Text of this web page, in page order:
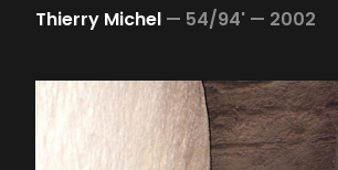
Thierry Michel — 54/94' — 2002